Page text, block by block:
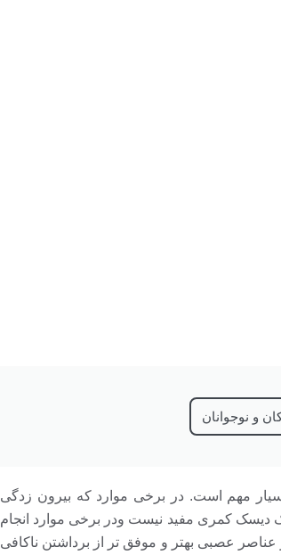
و نوجوانان
مهم است. در برخی موارد که بیرون زدگی
دیسک کمری مفید نیست ودر برخی موارد انجام
عصبی بهتر و موفق تر از برداشتن ناکافی